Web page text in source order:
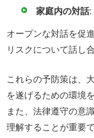
家庭内の対話:
オープンな対話を促
リスクについて話し
これらの予防策は、
を遂げるための環境
また、法律遵守の意
理解することが重要で